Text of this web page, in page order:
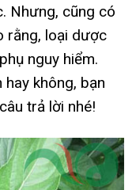
Nhưng, cũng có
rằng, loại dược
nguy hiểm.
không, bạn
trả lời nhé!